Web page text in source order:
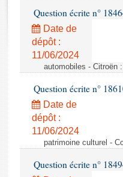
Rapports législatifs
Rapports sur l'application
Baromètre de l’application
Budget et sécurité sociale
Questions écrites et orales
Comptes rendus des
Question écrite n°
Date de
dépôt :
11/06/2024
automobiles - Citroën
Question écrite n°
Date de
dépôt :
11/06/2024
patrimoine culturel -
Question écrite n°